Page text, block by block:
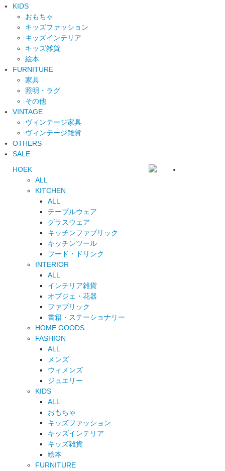
KIDS
おもちゃ
キッズファッション
キッズインテリア
キッズ雑貨
絵本
FURNITURE
家具
照明・ラグ
その他
VINTAGE
ヴィンテージ家具
ヴィンテージ雑貨
OTHERS
SALE
HOEK
ALL
KITCHEN
ALL
テーブルウェア
グラスウェア
キッチンファブリック
キッチンツール
フード・ドリンク
INTERIOR
ALL
インテリア雑貨
オブジェ・花器
ファブリック
書籍・ステーショナリー
HOME GOODS
FASHION
ALL
メンズ
ウィメンズ
ジュエリー
KIDS
ALL
おもちゃ
キッズファッション
キッズインテリア
キッズ雑貨
絵本
FURNITURE